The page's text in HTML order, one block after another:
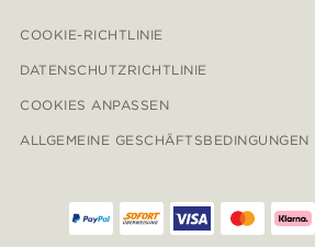
COOKIE-RICHTLINIE
DATENSCHUTZRICHTLINIE
COOKIES ANPASSEN
ALLGEMEINE GESCHÄFTSBEDINGUNGEN